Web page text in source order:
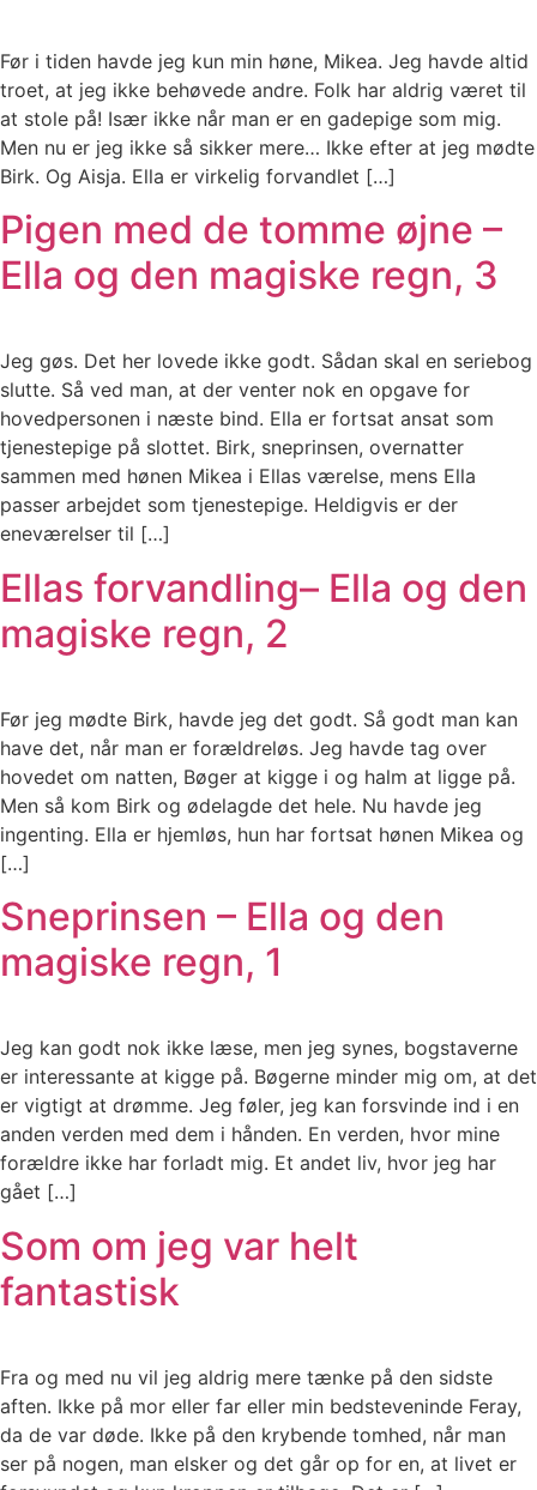
Før i tiden havde jeg kun min høne, Mikea. Jeg havde altid
troet, at jeg ikke behøvede andre. Folk har aldrig været til
at stole på! Især ikke når man er en gadepige som mig.
Men nu er jeg ikke så sikker mere… Ikke efter at jeg mødte
Birk. Og Aisja. Ella er virkelig forvandlet […]
Pigen med de tomme øjne –
Ella og den magiske regn, 3
Jeg gøs. Det her lovede ikke godt. Sådan skal en seriebog
slutte. Så ved man, at der venter nok en opgave for
hovedpersonen i næste bind. Ella er fortsat ansat som
tjenestepige på slottet. Birk, sneprinsen, overnatter
sammen med hønen Mikea i Ellas værelse, mens Ella
passer arbejdet som tjenestepige. Heldigvis er der
eneværelser til […]
Ellas forvandling– Ella og den
magiske regn, 2
Før jeg mødte Birk, havde jeg det godt. Så godt man kan
have det, når man er forældreløs. Jeg havde tag over
hovedet om natten, Bøger at kigge i og halm at ligge på.
Men så kom Birk og ødelagde det hele. Nu havde jeg
ingenting. Ella er hjemløs, hun har fortsat hønen Mikea og
[…]
Sneprinsen – Ella og den
magiske regn, 1
Jeg kan godt nok ikke læse, men jeg synes, bogstaverne
er interessante at kigge på. Bøgerne minder mig om, at det
er vigtigt at drømme. Jeg føler, jeg kan forsvinde ind i en
anden verden med dem i hånden. En verden, hvor mine
forældre ikke har forladt mig. Et andet liv, hvor jeg har
gået […]
Som om jeg var helt
fantastisk
Fra og med nu vil jeg aldrig mere tænke på den sidste
aften. Ikke på mor eller far eller min bedsteveninde Feray,
da de var døde. Ikke på den krybende tomhed, når man
ser på nogen, man elsker og det går op for en, at livet er